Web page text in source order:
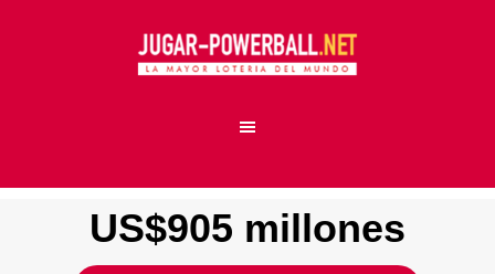
US$905 millones